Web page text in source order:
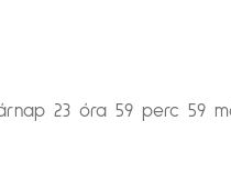
23 óra 59 perc 59